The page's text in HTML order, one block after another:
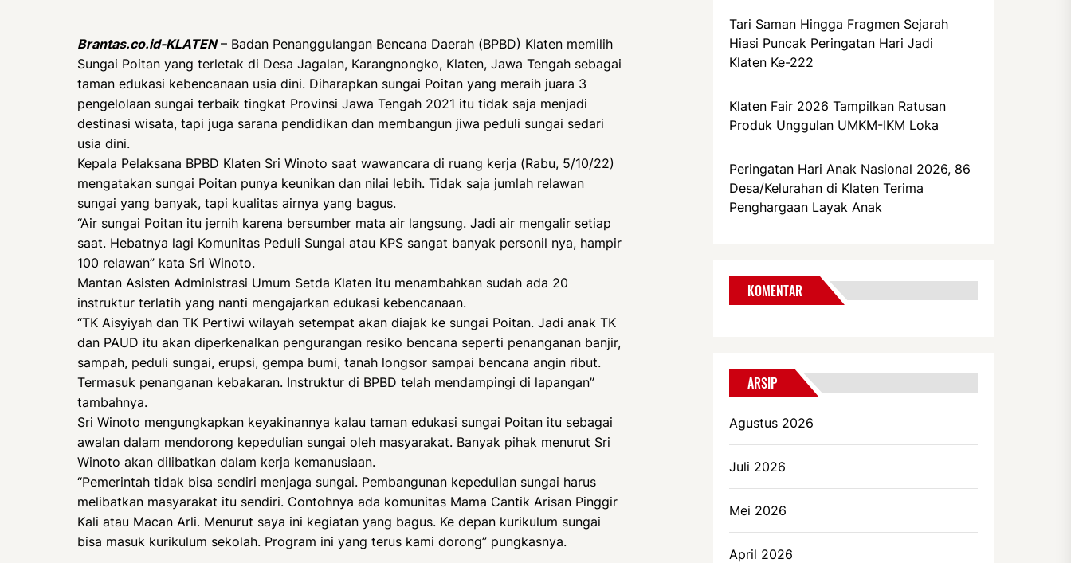
Brantas.co.id-KLATEN– Badan Penanggulangan Bencana Daerah (BPBD) Klaten memilih
Sungai Poitan yang terletak di Desa Jagalan, Karangnongko, Klaten, Jawa Tengah sebagai
taman edukasi kebencanaan usia dini. Diharapkan sungai Poitan yang meraih juara 3
pengelolaan sungai terbaik tingkat Provinsi Jawa Tengah 2021 itu tidak saja menjadi
destinasi wisata, tapi juga sarana pendidikan dan membangun jiwa peduli sungai sedari
usia dini.
Kepala Pelaksana BPBD Klaten Sri Winoto saat wawancara di ruang kerja (Rabu, 5/10/22)
mengatakan sungai Poitan punya keunikan dan nilai lebih. Tidak saja jumlah relawan
sungai yang banyak, tapi kualitas airnya yang bagus.
“Air sungai Poitan itu jernih karena bersumber mata air langsung. Jadi air mengalir setiap
saat. Hebatnya lagi Komunitas Peduli Sungai atau KPS sangat banyak personil nya, hampir
100 relawan” kata Sri Winoto.
Mantan Asisten Administrasi Umum Setda Klaten itu menambahkan sudah ada 20
instruktur terlatih yang nanti mengajarkan edukasi kebencanaan.
“TK Aisyiyah dan TK Pertiwi wilayah setempat akan diajak ke sungai Poitan. Jadi anak TK
dan PAUD itu akan diperkenalkan pengurangan resiko bencana seperti penanganan banjir,
sampah, peduli sungai, erupsi, gempa bumi, tanah longsor sampai bencana angin ribut.
Termasuk penanganan kebakaran. Instruktur di BPBD telah mendampingi di lapangan”
tambahnya.
Sri Winoto mengungkapkan keyakinannya kalau taman edukasi sungai Poitan itu sebagai
awalan dalam mendorong kepedulian sungai oleh masyarakat. Banyak pihak menurut Sri
Winoto akan dilibatkan dalam kerja kemanusiaan.
“Pemerintah tidak bisa sendiri menjaga sungai. Pembangunan kepedulian sungai harus
melibatkan masyarakat itu sendiri. Contohnya ada komunitas Mama Cantik Arisan Pinggir
Kali atau Macan Arli. Menurut saya ini kegiatan yang bagus. Ke depan kurikulum sungai
bisa masuk kurikulum sekolah. Program ini yang terus kami dorong” pungkasnya.
Tari Saman Hingga Fragmen Sejarah
Hiasi Puncak Peringatan Hari Jadi
Klaten Ke-222
Klaten Fair 2026 Tampilkan Ratusan
Produk Unggulan UMKM-IKM Loka
Peringatan Hari Anak Nasional 2026, 86
Desa/Kelurahan di Klaten Terima
Penghargaan Layak Anak
KOMENTAR
ARSIP
Agustus 2026
Juli 2026
Mei 2026
April 2026